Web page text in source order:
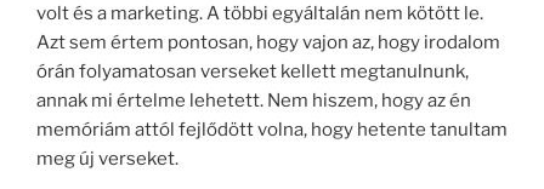
volt és a marketing. A többi egyáltalán nem kötött le.
Azt sem értem pontosan, hogy vajon az, hogy irodalom
órán folyamatosan verseket kellett megtanulnunk,
annak mi értelme lehetett. Nem hiszem, hogy az én
memóriám attól fejlődött volna, hogy hetente tanultam
meg új verseket.